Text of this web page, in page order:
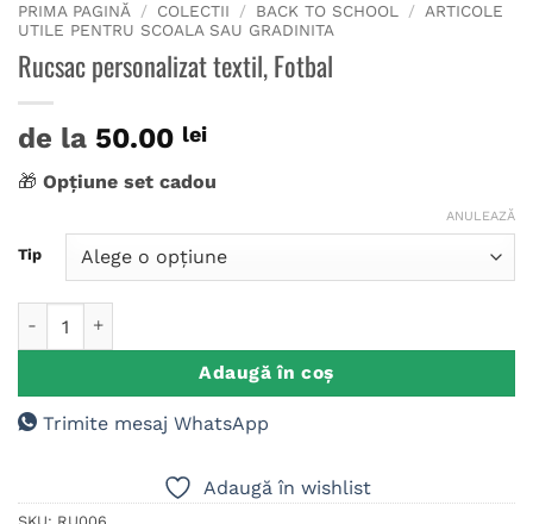
PRIMA PAGINĂ / COLECTII / BACK TO SCHOOL / ARTICOLE
UTILE PENTRU SCOALA SAU GRADINITA
Rucsac personalizat textil, Fotbal
de la 50.00 lei
🎁 Opțiune set cadou
Tip
ANULEAZĂ
Adaugă în coș
Trimite mesaj WhatsApp
Adaugă în wishlist